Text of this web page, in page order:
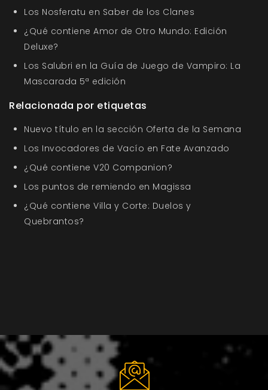
Los Nosferatu en Saber de los Clanes
¿Qué contiene Amor de Otro Mundo: Edición
Deluxe?
Los Salubri en la Guía de Juego de Vampiro: La
Mascarada 5ª edición
Relacionada por etiquetas
Nuevo título en la sección Oferta de la Semana
Los Invocadores de Vacío en Fate Avanzado
¿Qué contiene V20 Companion?
Los puntos de remiendo en Magissa
¿Qué contiene Villa y Corte: Duelos y
Quebrantos?